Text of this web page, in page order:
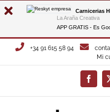
Carnicerias
La Araña Creativa
APP GRATIS - Es
Saltar
+34 91 615 58 94
Mi